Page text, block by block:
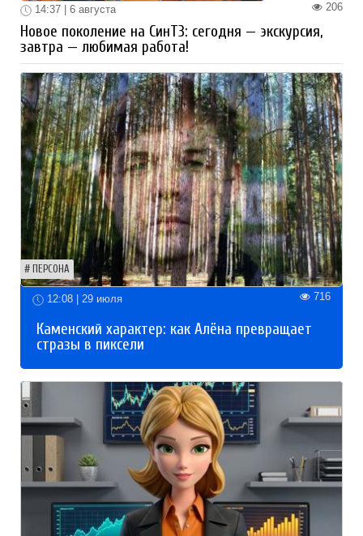
206
14:37 | 6 августа
Новое поколение на СинТЗ: сегодня — экскурсия,
завтра — любимая работа!
ПЕРСОНА
12:08 | 29 июля 716
Каменский характер: как Алёна превращает
стразы в пиксели